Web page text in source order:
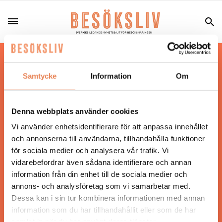
Samtycke Information Om
Denna webbplats använder cookies
Vi använder enhetsidentifierare för att anpassa innehållet
och annonserna till användarna, tillhandahålla funktioner
för sociala medier och analysera vår trafik. Vi
vidarebefordrar även sådana identifierare och annan
information från din enhet till de sociala medier och
annons- och analysföretag som vi samarbetar med.
Dessa kan i sin tur kombinera informationen med annan
information som du har tillhandahållit eller som de har
Hos oss läser du landets mest uppdaterade
nyheter och snackisar inom besöksnäringen.
Besöksliv i sin tryckta form är ett affärsmagasin
Tidningen ges ut avVisita
ANSVARIG UTGIVARE
Jonas Siljhammar
UPPHOVSRÄTT